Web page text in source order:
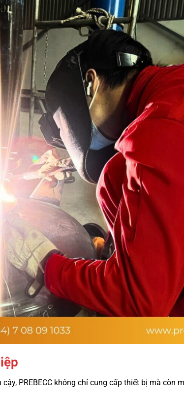
PREBECC không chỉ cung cấp thiết bị mà còn